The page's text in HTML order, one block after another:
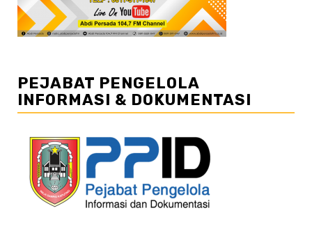
PEJABAT PENGELOLA
INFORMASI & DOKUMENTASI